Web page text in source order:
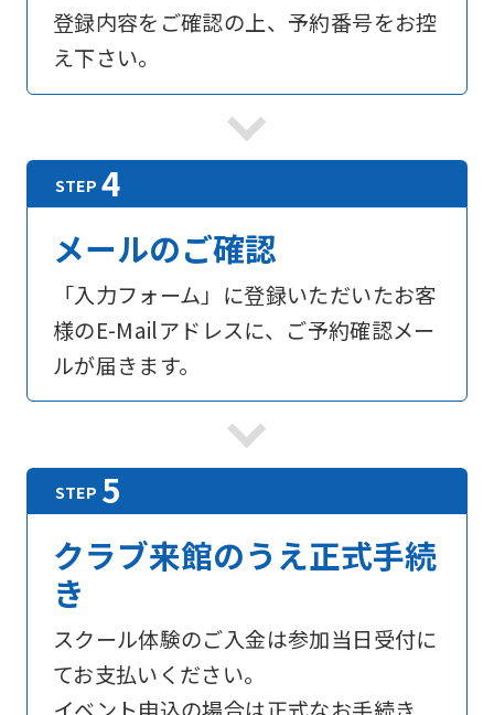
登録内容をご確認の上、予約番号をお控
え下さい。
メールのご確認
「入力フォーム」に登録いただいたお客
様のE-Mailアドレスに、ご予約確認メー
ルが届きます。
クラブ来館のうえ正式手続
き
スクール体験のご入金は参加当日受付に
てお支払いください。